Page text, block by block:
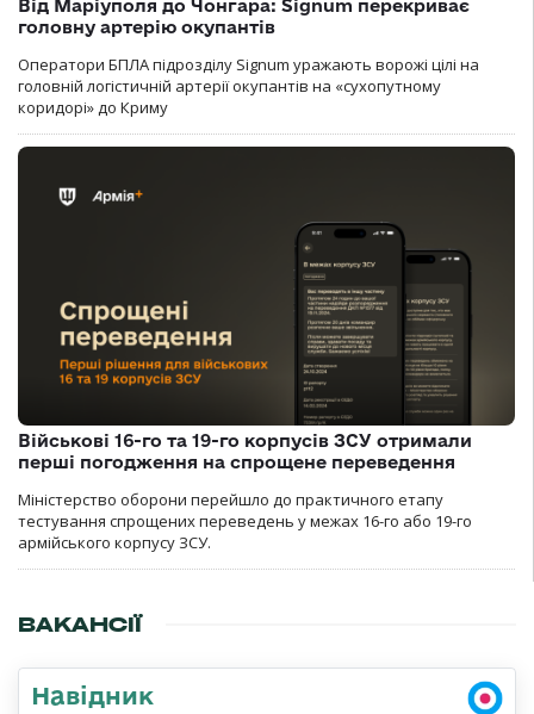
Від Маріуполя до Чонгара: Signum перекриває
головну артерію окупантів
Оператори БПЛА підрозділу Signum уражають ворожі цілі на
головній логістичній артерії окупантів на «сухопутному
коридорі» до Криму
Військові 16-го та 19-го корпусів ЗСУ отримали
перші погодження на спрощене переведення
Міністерство оборони перейшло до практичного етапу
тестування спрощених переведень у межах 16-го або 19-го
армійського корпусу ЗСУ.
ВАКАНСІЇ
Навідник